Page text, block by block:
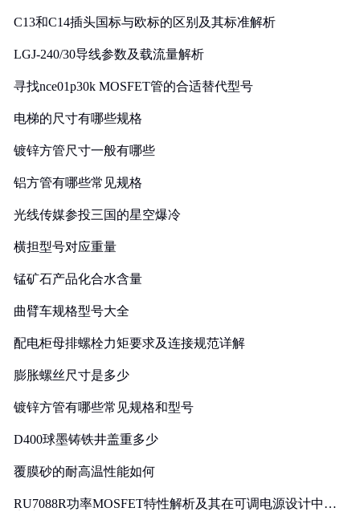
C13和C14插头国标与欧标的区别及其标准解析
LGJ-240/30导线参数及载流量解析
寻找nce01p30k MOSFET管的合适替代型号
电梯的尺寸有哪些规格
镀锌方管尺寸一般有哪些
铝方管有哪些常见规格
光线传媒参投三国的星空爆冷
横担型号对应重量
锰矿石产品化合水含量
曲臂车规格型号大全
配电柜母排螺栓力矩要求及连接规范详解
膨胀螺丝尺寸是多少
镀锌方管有哪些常见规格和型号
D400球墨铸铁井盖重多少
覆膜砂的耐高温性能如何
RU7088R功率MOSFET特性解析及其在可调电源设计中的